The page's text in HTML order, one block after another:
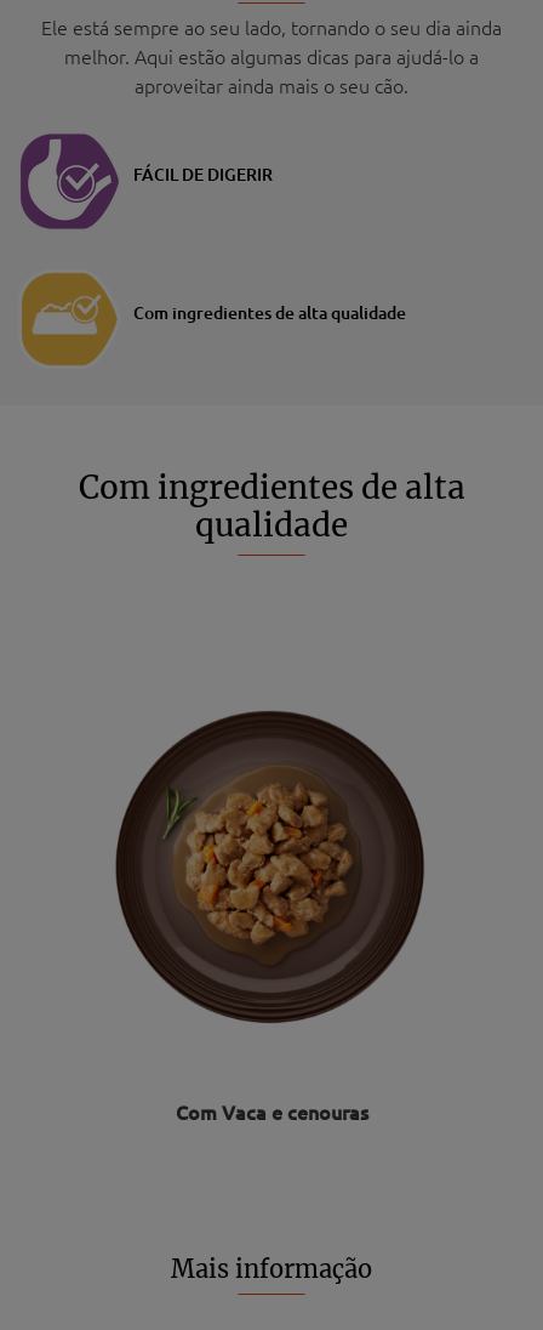
Ele está sempre ao seu lado, tornando o seu dia ainda
melhor. Aqui estão algumas dicas para ajudá-lo a
aproveitar ainda mais o seu cão.
FÁCIL DE DIGERIR
Com ingredientes de alta qualidade
Com ingredientes de alta
qualidade
Com Vaca e cenouras
Mais informação